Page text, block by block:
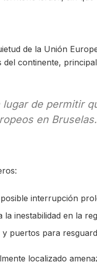
de la Unión
continente,
de permitir
en Bruselas.
interrupción
inestabilidad en la
puertos para
localizado